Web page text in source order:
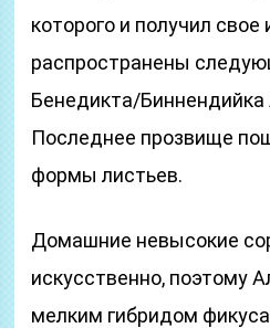
которого и получил
распространены
Бенедикта/
Последнее прозвище
формы листьев.
Домашние невысокие
искусственно, поэтому
мелким гибридом